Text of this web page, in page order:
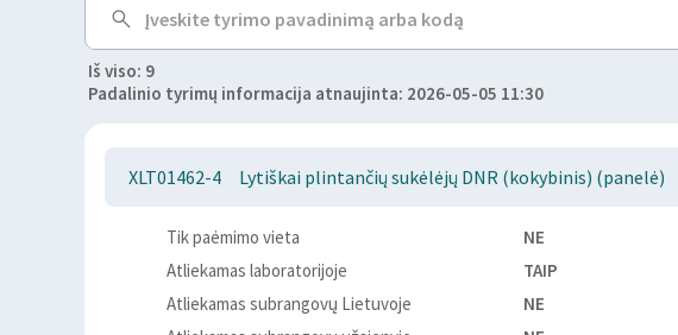
Iš viso: 9
Padalinio tyrimų informacija atnaujinta: 2026-05-05 11:30
XLT01462-4 Lytiškai plintančių sukėlėjų DNR (kokybinis) (panelė)
Tik paėmimo vieta
NE
Atliekamas laboratorijoje
TAIP
Atliekamas subrangovų Lietuvoje
NE